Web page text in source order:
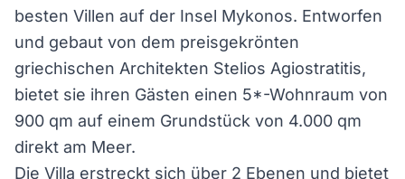
besten Villen auf der Insel Mykonos. Entworfen
und gebaut von dem preisgekrönten
griechischen Architekten Stelios Agiostratitis,
bietet sie ihren Gästen einen 5*-Wohnraum von
900 qm auf einem Grundstück von 4.000 qm
direkt am Meer.
Die Villa erstreckt sich über 2 Ebenen und bietet